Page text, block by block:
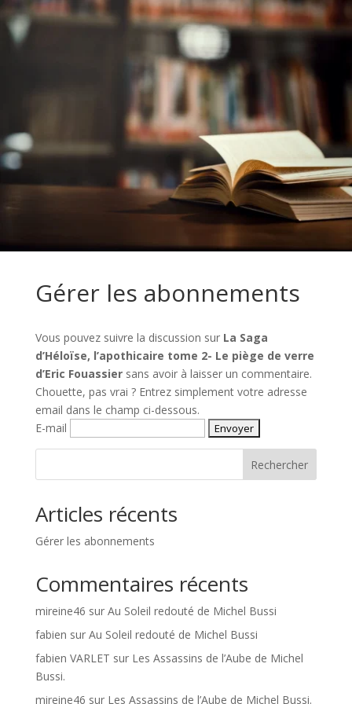
Gérer les abonnements
Vous pouvez suivre la discussion sur La Saga
d’Héloïse, l’apothicaire tome 2- Le piège de verre
d’Eric Fouassiersans avoir à laisser un commentaire.
Chouette, pas vrai ? Entrez simplement votre adresse
email dans le champ ci-dessous.
E-mail
Rechercher
Articles récents
Gérer les abonnements
Commentaires récents
mireine46 sur Au Soleil redouté de Michel Bussi
fabien sur Au Soleil redouté de Michel Bussi
fabien VARLET sur Les Assassins de l’Aube de Michel
Bussi.
mireine46 sur Les Assassins de l’Aube de Michel Bussi.